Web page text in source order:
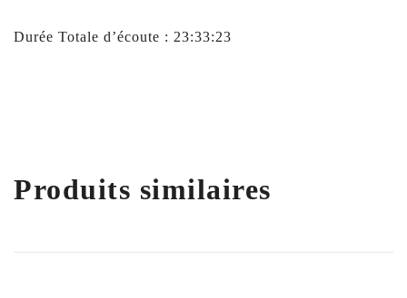
Durée Totale d’écoute : 23:33:23
Produits similaires